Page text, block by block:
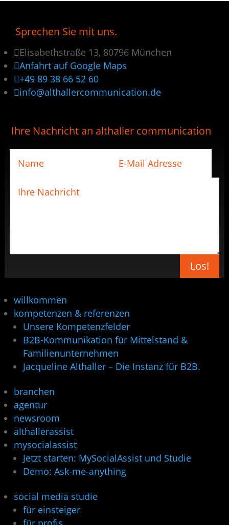
Sprechen Sie mit uns.
Elisabethstraße 13, 80796 München
Anfahrt auf Google Maps
+49 89 38 66 52 60
info@althallercommunication.de
Ihre Nachricht an althaller communication
Los!
willkommen
kompetenzen & referenzen
Unsere Kompetenzfelder
B2B-Kommunikation für Mittelstand &
Familienunternehmen
Jacqueline Althaller – Die Instanz für B2B.
branchen
agentur
newsroom
althallerassist
mysocialassist
Jetzt starten: MySocialAssist und Studie
Demo: Ask-me-anything
social media studie
für einsteiger